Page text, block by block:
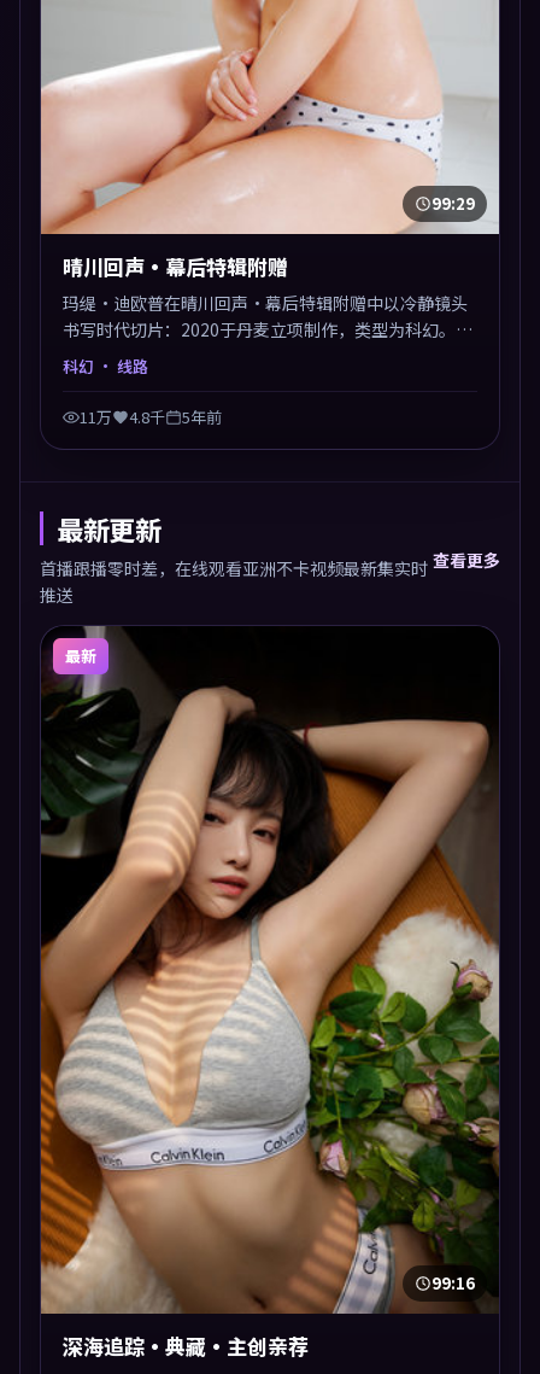
99:29
晴川回声·幕后特辑附赠
玛缇·迪欧普在晴川回声·幕后特辑附赠中以冷静镜头
书写时代切片：2020于丹麦立项制作，类型为科幻。多
线叙事交汇于终局，真相与救赎并行，适合喜欢细读表
为镜像。
科幻 · 线路
11万 4.8千 5年前
最新更新
首播跟播零时差，在线观看亚洲不卡视频最新集实时
推送
查看更多
最新
99:16
深海追踪·典藏·主创亲荐